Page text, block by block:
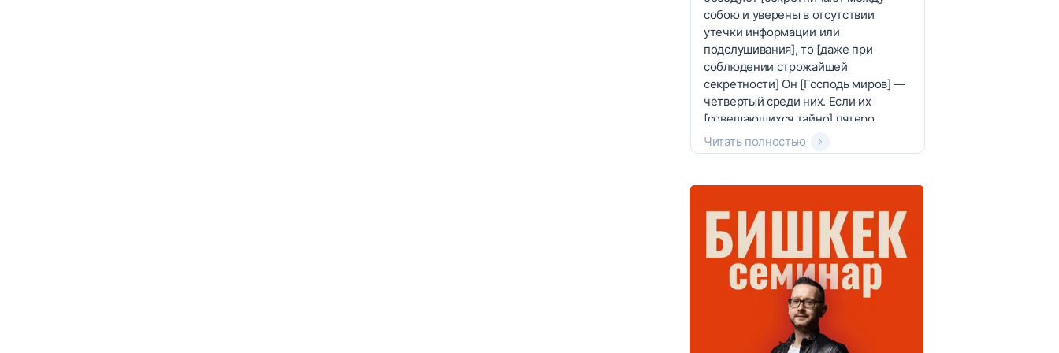
собою и уверены в отсутствии
утечки информации или
подслушивания], то [даже при
соблюдении строжайшей
секретности] Он [Господь миров] —
четвертый среди них. Если их
[совещающихся тайно] пятеро,
Читать полностью